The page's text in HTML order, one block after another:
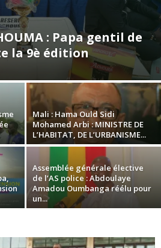
: Papa gentil de
la 9è édition
Mali : Hama Ould Sidi
Mohamed Arbi : MINISTRE DE
L’HABITAT, DE L’URBANISME...
Assemblée générale élective
de l’AS police : Abdoulaye
Amadou Oumbanga réélu pour
un...